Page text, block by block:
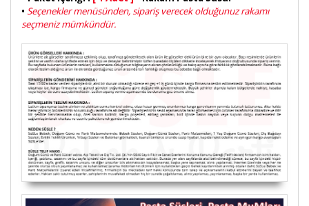
• Seçenekler menüsünden, sipariş verecek olduğunuz rakamı
seçmeniz mümkündür.